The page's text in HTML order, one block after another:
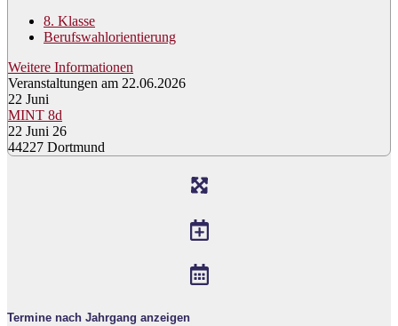
8. Klasse
Berufswahlorientierung
Weitere Informationen
Veranstaltungen am 22.06.2026
22 Juni
MINT 8d
22 Juni 26
44227 Dortmund
Termine nach Jahrgang anzeigen